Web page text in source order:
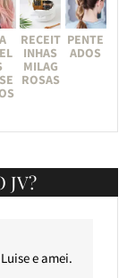
RECEIT
INHAS
MILAG
ROSAS
PENTE
ADOS
JV?
e amei.